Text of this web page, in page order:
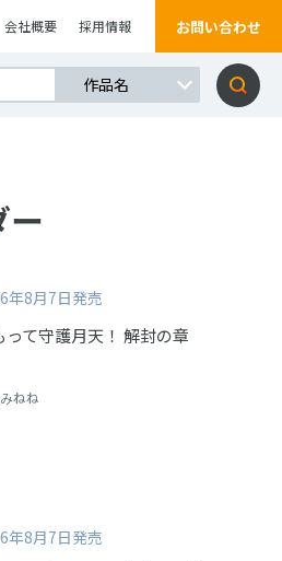
会社概要 採用情報 お問い合わせ
年8月7日発売
って守護月天！ 解封の章
ねね
年8月7日発売